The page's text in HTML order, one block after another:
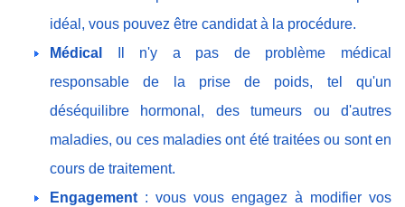
idéal, vous pouvez être candidat à la procédure.
Médical
Il n'y a pas de problème médical
responsable de la prise de poids, tel qu'un
déséquilibre hormonal, des tumeurs ou d'autres
maladies, ou ces maladies ont été traitées ou sont en
cours de traitement.
Engagement : vous vous engagez à modifier vos